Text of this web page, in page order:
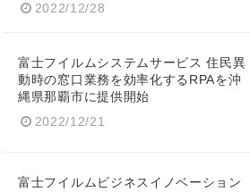
2022/12/28
富士フイルムシステムサービス 住民異
動時の窓口業務を効率化するRPAを沖
縄県那覇市に提供開始
2022/12/21
富士フイルムビジネスイノベーション